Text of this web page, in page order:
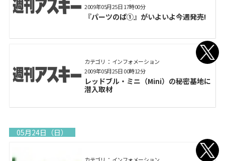
『パーツのぱ①』がいよいよ今週発売!
2009年05月25日 17時00分
カテゴリ： インフォメーション
レッドブル・ミニ（Mini）の秘密基地に
潜入取材
2009年05月25日 00時12分
05月24日（日）